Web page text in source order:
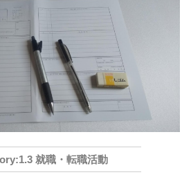
1.3 就職・転職活動